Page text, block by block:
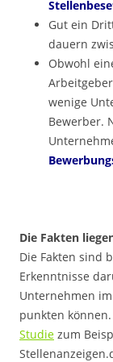
Gut ein
dauern
Obwohl
wenige
Bewerber.
Die Fakten
Die Fakten sind
Erkenntnisse
Unternehmen
punkten
Studie zum